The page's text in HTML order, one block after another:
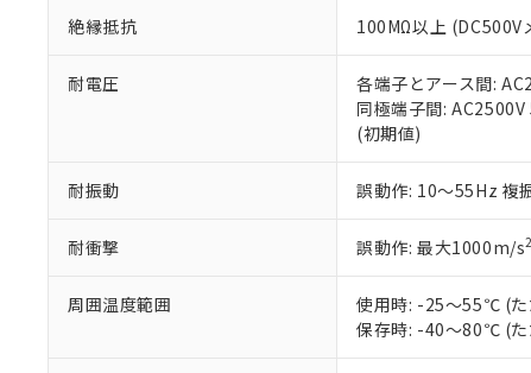
絶縁抵抗 100MΩ以上 (DC500V
耐電圧
各端子とアース間:
同極端子間:
(初期値)
耐振動 誤動作: 10～55Hz 複
耐衝撃 誤動作: 最大1000m/s2
周囲温度範囲
使用時: -25～55℃ (た
保存時: -40～80℃ (た
既に当社にて対応
り割愛しておりま